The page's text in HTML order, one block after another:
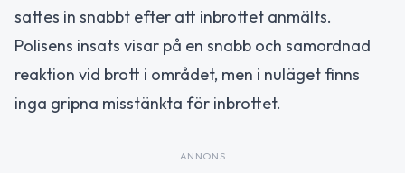
sattes in snabbt efter att inbrottet anmälts.
Polisens insats visar på en snabb och samordnad
reaktion vid brott i området, men i nuläget finns
inga gripna misstänkta för inbrottet.
ANNONS